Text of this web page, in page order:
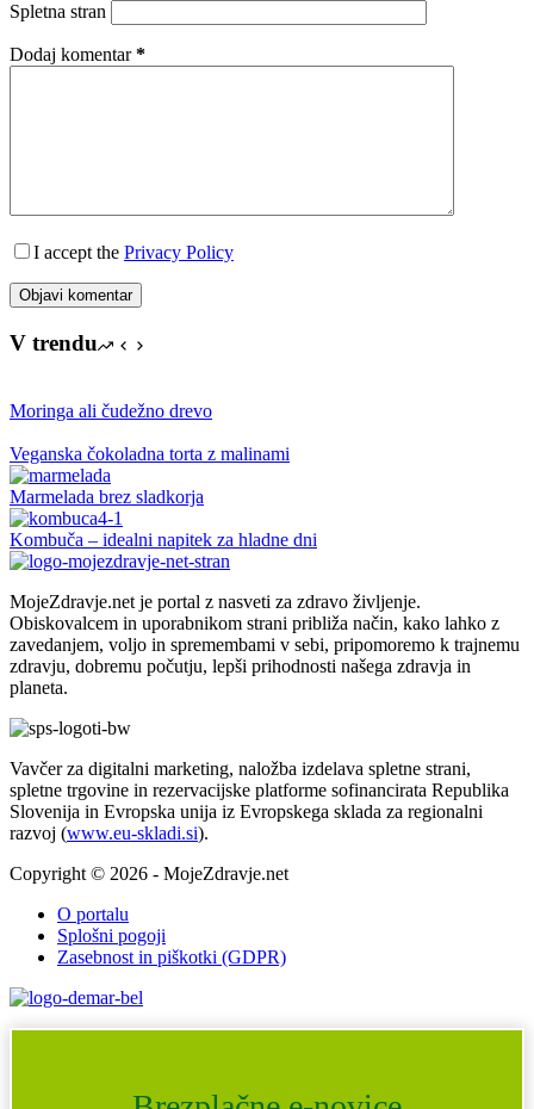
Spletna stran
Dodaj komentar*
I accept the Privacy Policy
Objavi komentar
V trendu
Moringa ali čudežno drevo
Veganska čokoladna torta z malinami
Marmelada brez sladkorja
Kombuča – idealni napitek za hladne dni
MojeZdravje.net je portal z nasveti za zdravo življenje.
Obiskovalcem in uporabnikom strani približa način, kako lahko z
zavedanjem, voljo in spremembami v sebi, pripomoremo k trajnemu
zdravju, dobremu počutju, lepši prihodnosti našega zdravja in
planeta.
Vavčer za digitalni marketing, naložba izdelava spletne strani,
spletne trgovine in rezervacijske platforme sofinancirata Republika
Slovenija in Evropska unija iz Evropskega sklada za regionalni
razvoj (www.eu-skladi.si).
Copyright © 2026 - MojeZdravje.net
O portalu
Splošni pogoji
Zasebnost in piškotki (GDPR)